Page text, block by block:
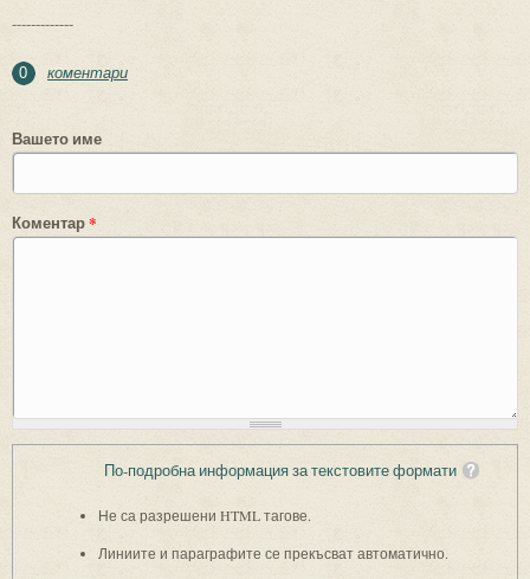
-------------
0 коментари
Вашето име
Коментар*
По-подробна информация за текстовите формати
Не са разрешени HTML тагове.
Линиите и параграфите се прекъсват автоматично.